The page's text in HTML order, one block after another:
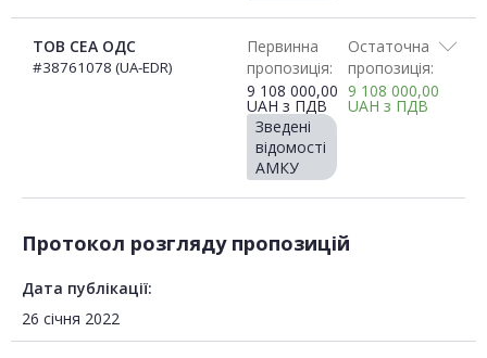
ТОВ СЕА ОДС
#38761078 (UA-EDR)
Первинна
пропозиція:
9 108 000,00
UAH з ПДВ
Зведені
відомості
АМКУ
Остаточна
пропозиція:
9 108 000,00
UAH з ПДВ
Протокол розгляду пропозицій
Дата публікації:
26 січня 2022